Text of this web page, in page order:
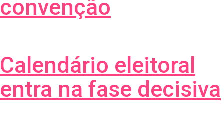
convenção
Calendário eleitoral
entra na fase decisiva